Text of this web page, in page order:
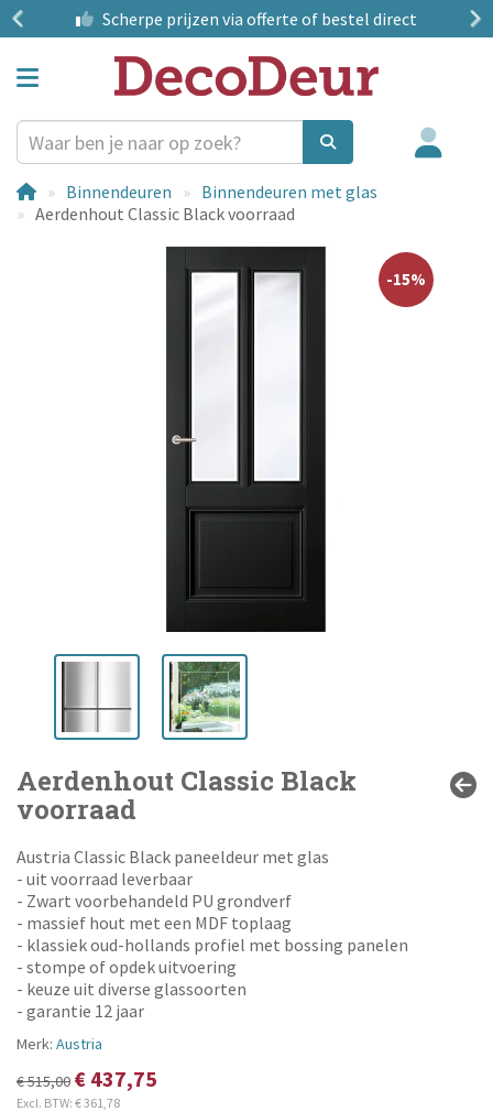
Scherpe prijzen via offerte of bestel direct
Binnendeuren
Binnendeuren met glas
Aerdenhout Classic Black voorraad
-15%
Aerdenhout Classic Black
voorraad
Austria Classic Black paneeldeur met glas
- uit voorraad leverbaar
- Zwart voorbehandeld PU grondverf
- massief hout met een MDF toplaag
- klassiek oud-hollands profiel met bossing panelen
- stompe of opdek uitvoering
- keuze uit diverse glassoorten
- garantie 12 jaar
Merk: Austria
€ 515,00 € 437,75
Excl. BTW: € 361,78